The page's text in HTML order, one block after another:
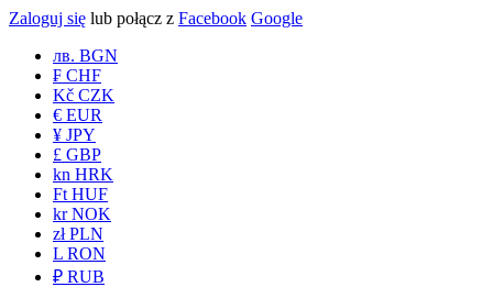
Zaloguj się lub połącz z Facebook Google
лв. BGN
₣ CHF
Kč CZK
€ EUR
¥ JPY
£ GBP
kn HRK
Ft HUF
kr NOK
zł PLN
L RON
₽ RUB